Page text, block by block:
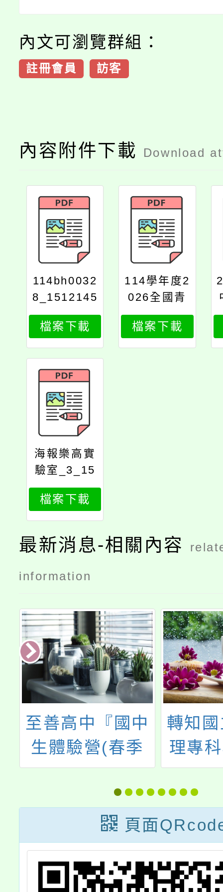
內文可瀏覽群組：
註冊會員 訪客
內容附件下載 Download
114bh0032
8_1512145
6937_print
檔案下載
114學年度2
026全國青
少年寒假醫
學營簡章_1
_15121456
檔案下載
海報樂高實
驗室_3_15
121456937
檔案下載
最新消息-相關內容
information
至善高中『國中
生體驗營(春季
營)』
轉知
理專
年3月
六)「
~113
試入學
原住民
頁面